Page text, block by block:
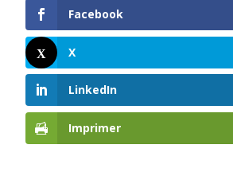
Facebook
X
LinkedIn
Imprimer